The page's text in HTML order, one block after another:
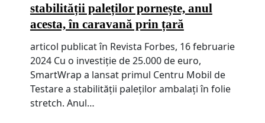
stabilității paleților pornește, anul
acesta, în caravană prin țară
articol publicat în Revista Forbes, 16 februarie
2024 Cu o investiție de 25.000 de euro,
SmartWrap a lansat primul Centru Mobil de
Testare a stabilității paleților ambalați în folie
stretch. Anul…